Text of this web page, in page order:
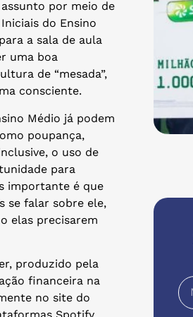
por meio de
do Ensino
a sala de aula
uma boa
de “mesada”,
consciente.
Médio já podem
poupança,
o uso de
para
importante é que
se falar sobre ele,
elas precisarem
produzido pela
financeira na
no site do